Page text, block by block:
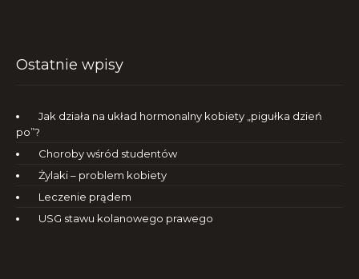
Ostatnie wpisy
Jak działa na układ hormonalny kobiety „pigułka dzień
po”?
Choroby wśród studentów
Żylaki – problem kobiety
Leczenie prądem
USG stawu kolanowego prawego